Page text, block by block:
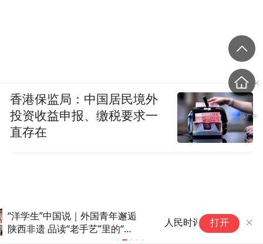
人民时评：国产动画何以“闹海” 打开
香港保监局：中国居民境外
投资收益申报、缴税要求一
直存在